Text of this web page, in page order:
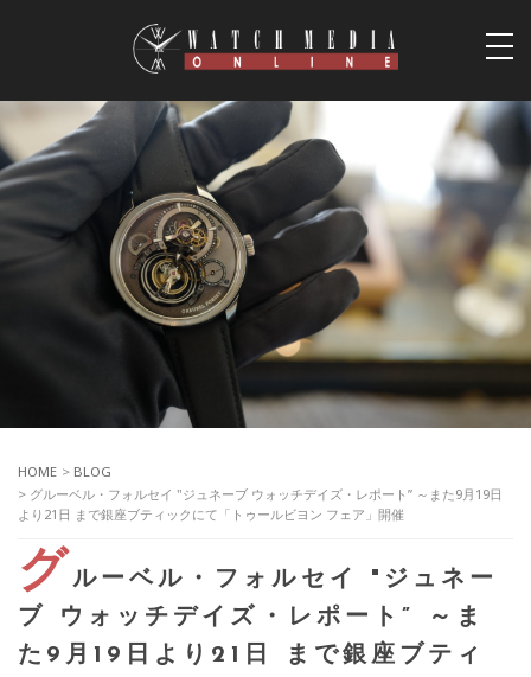
HOME > BLOG
> グルーベル・フォルセイ "ジュネーブ ウォッチデイズ・レポート” ～また9月19日
より21日 まで銀座ブティックにて「トゥールビヨン フェア」開催
グルーベル・フォルセイ "ジュネー
ブ ウォッチデイズ・レポート” ～ま
た9月19日より21日 まで銀座ブティ